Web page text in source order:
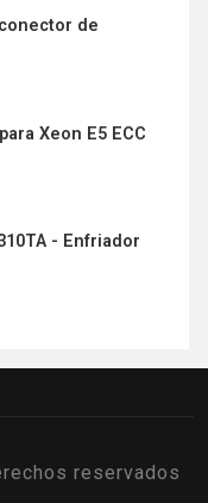
de
Xeon E5 ECC
- Enfriador
reservados